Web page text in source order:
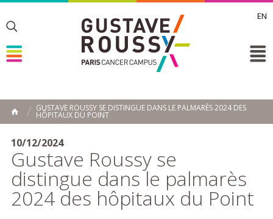
EN
Toggle
Toggle
Toggle
ACCUEIL
GUSTAVE ROUSSY SE DISTINGUE DANS LE PALMARÈS 2024 DES
HÔPITAUX DU POINT
10/12/2024
Gustave Roussy se
distingue dans le palmarès
2024 des hôpitaux du Point